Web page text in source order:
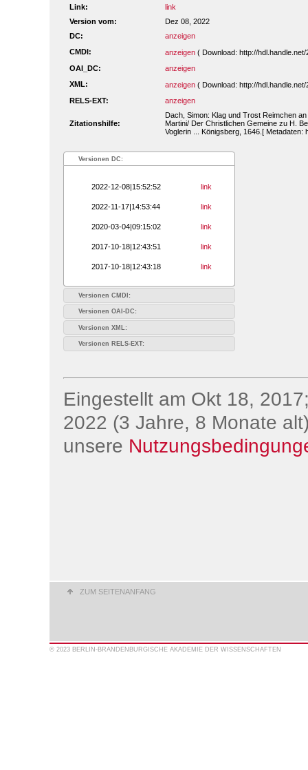
Link:
link
Version vom:
Dez 08, 2022
DC:
anzeigen
CMDI:
anzeigen ( Download: http://
OAI_DC:
anzeigen
XML:
anzeigen ( Download: http://
RELS-EXT:
anzeigen
Zitationshilfe:
Dach, Simon: Klag und Trost Reimchen
Martini/ Der Christlichen Gemeine zu H.
Voglerin ... Königsberg, 1646.[ Metadaten:
Versionen DC:
2022-12-08|15:52:52 link
2022-11-17|14:53:44 link
2020-03-04|09:15:02 link
2017-10-18|12:43:51 link
2017-10-18|12:43:18 link
Versionen CMDI:
Versionen OAI-DC:
Versionen XML:
Versionen RELS-EXT:
Eingestellt am Okt 18,
2022 (3 Jahre, 8 Monate
unsere
ZUM SEITENANFANG
© 2023 BERLIN-BRANDENBURGISCHE AKADEMIE DER WISSENSCHAFTEN